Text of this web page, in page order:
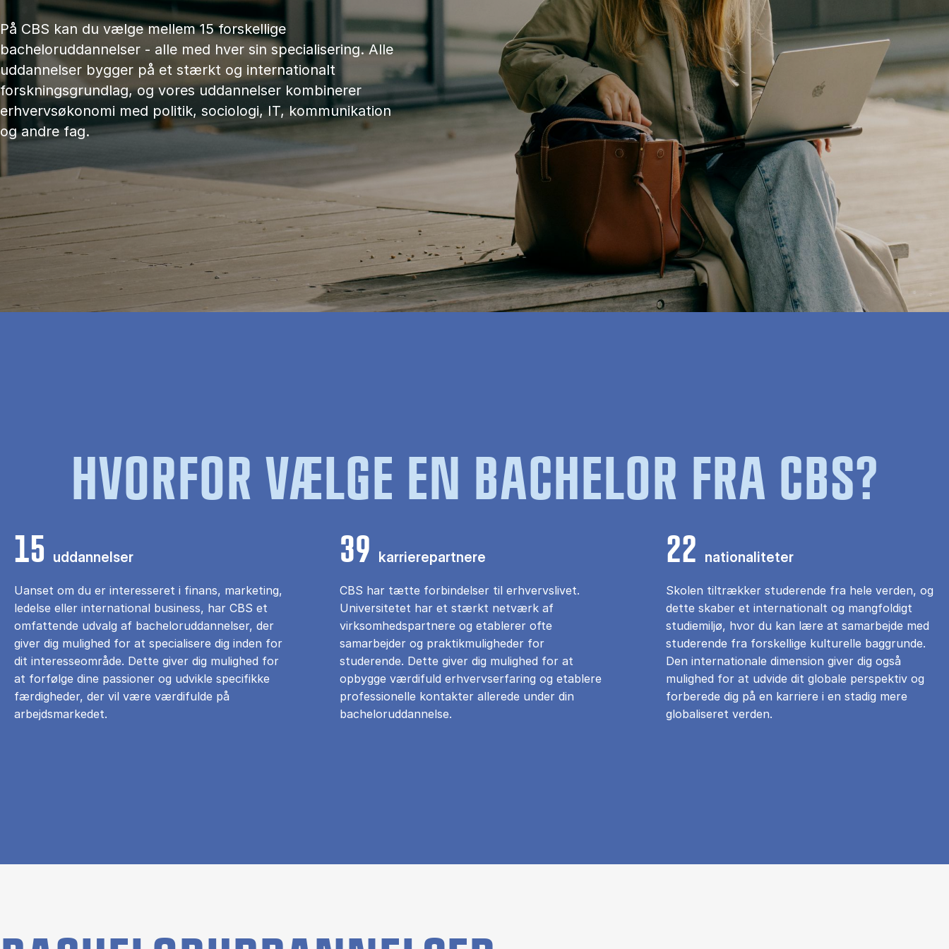
På CBS kan du vælge mellem 15 forskellige
bacheloruddannelser - alle med hver sin specialisering. Alle
uddannelser bygger på et stærkt og internationalt
forskningsgrundlag, og vores uddannelser kombinerer
erhvervsøkonomi med politik, sociologi, IT, kommunikation
og andre fag.
HVORFOR VÆLGE EN BACHELOR FRA CBS?
15 uddannelser
Uanset om du er interesseret i finans, marketing,
ledelse eller international business, har CBS et
omfattende udvalg af bacheloruddannelser, der
giver dig mulighed for at specialisere dig inden for
dit interesseområde. Dette giver dig mulighed for
at forfølge dine passioner og udvikle specifikke
færdigheder, der vil være værdifulde på
arbejdsmarkedet.
39 karrierepartnere
CBS har tætte forbindelser til erhvervslivet.
Universitetet har et stærkt netværk af
virksomhedspartnere og etablerer ofte
samarbejder og praktikmuligheder for
studerende. Dette giver dig mulighed for at
opbygge værdifuld erhvervserfaring og etablere
professionelle kontakter allerede under din
bacheloruddannelse.
22 nationaliteter
Skolen tiltrækker studerende fra hele verden, og
dette skaber et internationalt og mangfoldigt
studiemiljø, hvor du kan lære at samarbejde med
studerende fra forskellige kulturelle baggrunde.
Den internationale dimension giver dig også
mulighed for at udvide dit globale perspektiv og
forberede dig på en karriere i en stadig mere
globaliseret verden.